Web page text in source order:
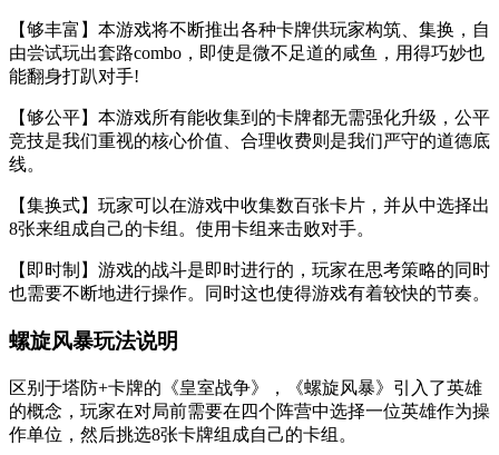
【够丰富】本游戏将不断推出各种卡牌供玩家构筑、集换，自
由尝试玩出套路combo，即使是微不足道的咸鱼，用得巧妙也
能翻身打趴对手!
【够公平】本游戏所有能收集到的卡牌都无需强化升级，公平
竞技是我们重视的核心价值、合理收费则是我们严守的道德底
线。
【集换式】玩家可以在游戏中收集数百张卡片，并从中选择出
8张来组成自己的卡组。使用卡组来击败对手。
【即时制】游戏的战斗是即时进行的，玩家在思考策略的同时
也需要不断地进行操作。同时这也使得游戏有着较快的节奏。
螺旋风暴玩法说明
区别于塔防+卡牌的《皇室战争》，《螺旋风暴》引入了英雄
的概念，玩家在对局前需要在四个阵营中选择一位英雄作为操
作单位，然后挑选8张卡牌组成自己的卡组。